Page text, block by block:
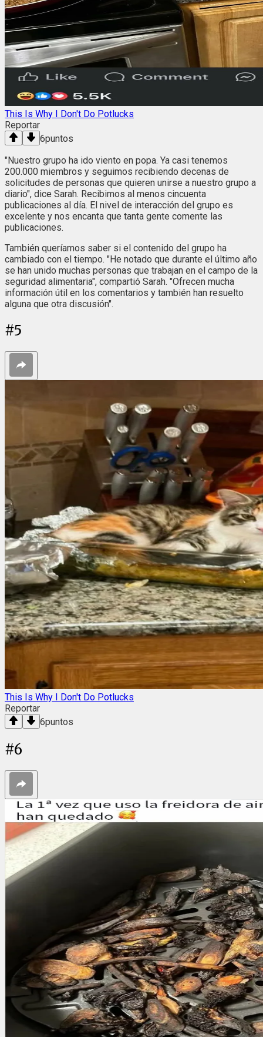
This Is Why I Don't Do Potlucks
Reportar
6puntos
"Nuestro grupo ha ido viento en popa. Ya casi tenemos
200.000 miembros y seguimos recibiendo decenas de
solicitudes de personas que quieren unirse a nuestro grupo a
diario", dice Sarah. Recibimos al menos cincuenta
publicaciones al día. El nivel de interacción del grupo es
excelente y nos encanta que tanta gente comente las
publicaciones.
También queríamos saber si el contenido del grupo ha
cambiado con el tiempo. "He notado que durante el último año
se han unido muchas personas que trabajan en el campo de la
seguridad alimentaria", compartió Sarah. "Ofrecen mucha
información útil en los comentarios y también han resuelto
alguna que otra discusión".
#5
This Is Why I Don't Do Potlucks
Reportar
6puntos
#6